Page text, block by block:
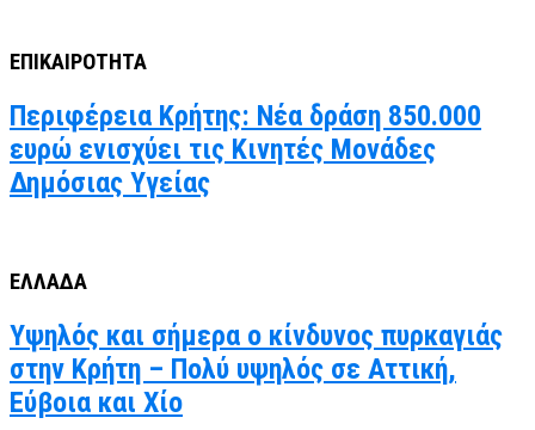
ΕΠΙΚΑΙΡΟΤΗΤΑ
Περιφέρεια Κρήτης: Νέα δράση 850.000
ευρώ ενισχύει τις Κινητές Μονάδες
Δημόσιας Υγείας
ΕΛΛΑΔΑ
Υψηλός και σήμερα ο κίνδυνος πυρκαγιάς
στην Κρήτη – Πολύ υψηλός σε Αττική,
Εύβοια και Χίο